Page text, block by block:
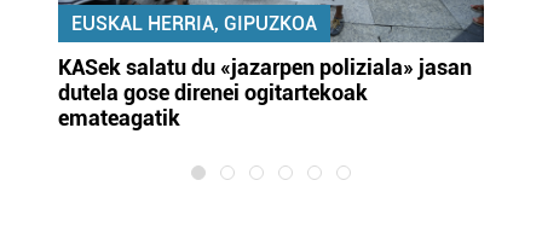
EUSKAL HERRIA, GIPUZKOA
KASek salatu du «jazarpen poliziala» jasan
dutela gose direnei ogitartekoak
emateagatik